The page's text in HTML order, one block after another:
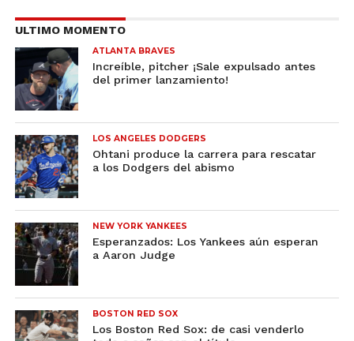
ULTIMO MOMENTO
ATLANTA BRAVES
Increíble, pitcher ¡Sale expulsado antes
del primer lanzamiento!
LOS ANGELES DODGERS
Ohtani produce la carrera para rescatar
a los Dodgers del abismo
NEW YORK YANKEES
Esperanzados: Los Yankees aún esperan
a Aaron Judge
BOSTON RED SOX
Los Boston Red Sox: de casi venderlo